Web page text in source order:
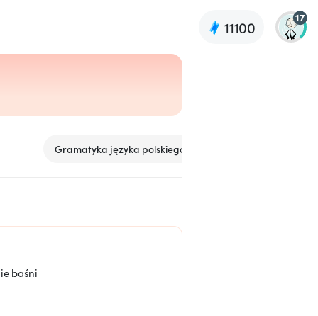
11100
17
Gramatyka języka polskiego
baśni